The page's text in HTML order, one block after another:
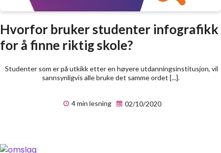
Hvorfor bruker studenter infografikk
for å finne riktig skole?
Studenter som er på utkikk etter en høyere utdanningsinstitusjon, vil
sannsynligvis alle bruke det samme ordet [...].
4 min lesning 02/10/2020